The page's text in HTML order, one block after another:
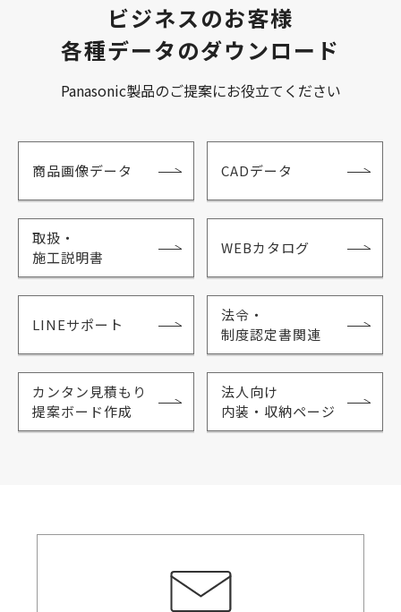
ビジネスのお客様
各種データのダウンロード
Panasonic製品のご提案にお役立てください
商品画像データ CADデータ
取扱・
施工説明書
WEBカタログ
LINEサポート
法令・
制度認定書関連
カンタン見積もり
提案ボード作成
法人向け
内装・収納ページ